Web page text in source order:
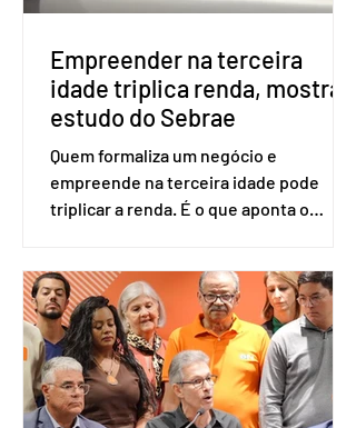
reconh
Empreender na terceira
idade triplica renda, mostra
estudo do Sebrae
Quem formaliza um negócio e
empreende na terceira idade pode
triplicar a renda. É o que aponta o
Amostra de Domicílio (PNAD Contínua),
do Serviço Brasileiro de Apoio às Micro
e Pequenas Empresas (Sebrae),
realizado a partir de dados do Instituto
Brasileiro de Geografia e Estatística
(IBGE). O estudo do Sebrae mostra que,